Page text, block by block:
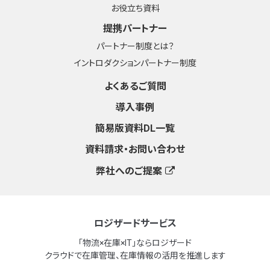
お役立ち資料
提携パートナー
パートナー制度とは？
イントロダクションパートナー制度
よくあるご質問
導入事例
簡易版資料DL一覧
資料請求・お問い合わせ
弊社へのご提案
ロジザードサービス
「物流×在庫×IT」ならロジザード
クラウドで在庫管理、在庫情報の活用を推進します